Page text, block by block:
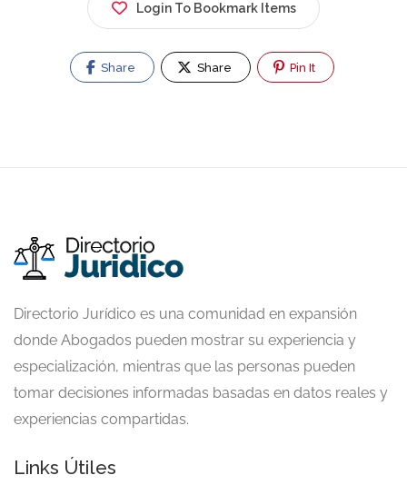
Login To Bookmark Items
Share Share Pin It
Directorio Jurídico es una comunidad en expansión
donde Abogados pueden mostrar su experiencia y
especialización, mientras que las personas pueden
tomar decisiones informadas basadas en datos reales y
experiencias compartidas.
Links Útiles